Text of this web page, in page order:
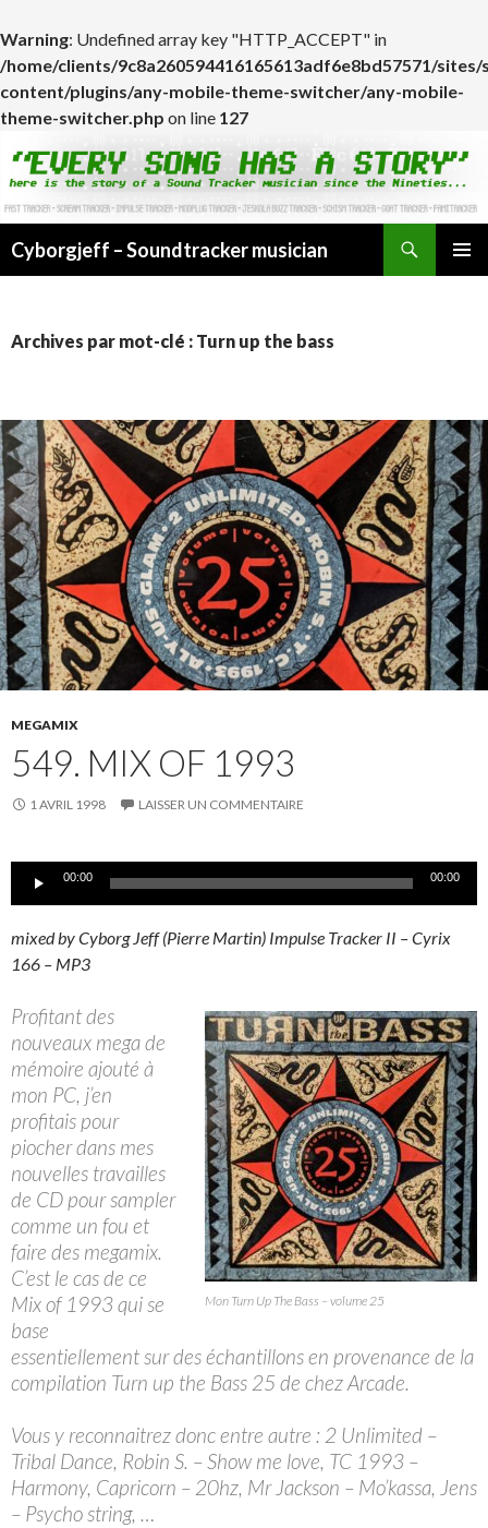
Warning: Undefined array key "HTTP_ACCEPT" in
/home/clients/9c8a260594416165613adf6e8bd57571/
content/plugins/any-mobile-theme-switcher/any-mobile-
theme-switcher.php on line 127
Cyborgjeff – Soundtracker musician
Archives par mot-clé : Turn up the bass
MEGAMIX
549. MIX OF 1993
1 AVRIL 1998 LAISSER UN COMMENTAIRE
Lecteur00:00 00:00
mixed by Cyborg Jeff (Pierre Martin) Impulse Tracker II – Cyrix
166 – MP3
Mon Turn Up The Bass – volume 25
Profitant des
nouveaux mega de
mémoire ajouté à
mon PC, j’en
profitais pour
piocher dans mes
nouvelles travailles
de CD pour sampler
comme un fou et
faire des megamix.
C’est le cas de ce
Mix of 1993 qui se
base
essentiellement sur des échantillons en provenance de la
compilation Turn up the Bass 25 de chez Arcade.
Vous y reconnaitrez donc entre autre : 2 Unlimited –
Tribal Dance, Robin S. – Show me love, TC 1993 –
Harmony, Capricorn – 20hz, Mr Jackson – Mo’kassa, Jens
– Psycho string, …